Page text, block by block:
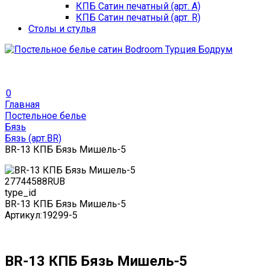
КПБ Сатин печатный (арт. A)
КПБ Сатин печатный (арт. R)
Столы и стулья
0
Главная
Постельное белье
Бязь
Бязь (арт.BR)
BR-13 КПБ Бязь Мишель-5
27744588RUB
type_id
BR-13 КПБ Бязь Мишель-5
Артикул:19299-5
BR-13 КПБ Бязь Мишель-5